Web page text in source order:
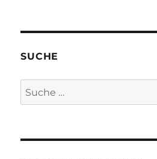
SUCHE
Suche
nach: